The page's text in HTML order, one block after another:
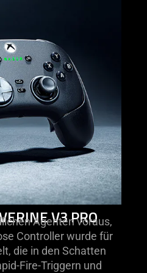
wolverine
v3
pro
V3 PRO
Agenten voraus,
Controller wurde für
die in den Schatten
Fire-Triggern und